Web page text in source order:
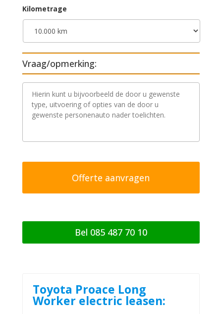
Kilometrage
Vraag/opmerking:
V
o
i
Bel 085 487 70 10
Toyota Proace Long
Worker electric leasen: